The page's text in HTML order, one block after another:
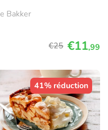
Bakker
€25 €11,99
41% réduction